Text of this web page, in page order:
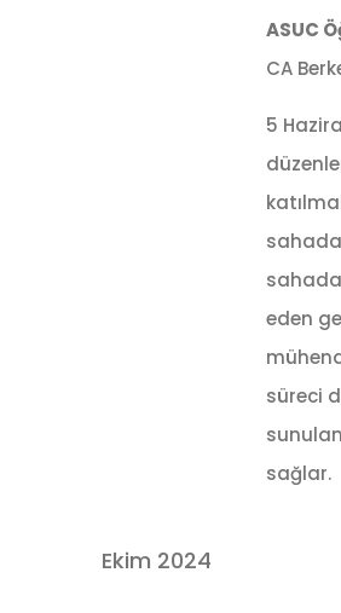
ASUC
CA
5
sahada
eden
süreci
sağlar.
Ekim 2024